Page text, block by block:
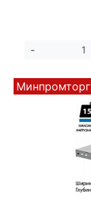
-
Минпромторг